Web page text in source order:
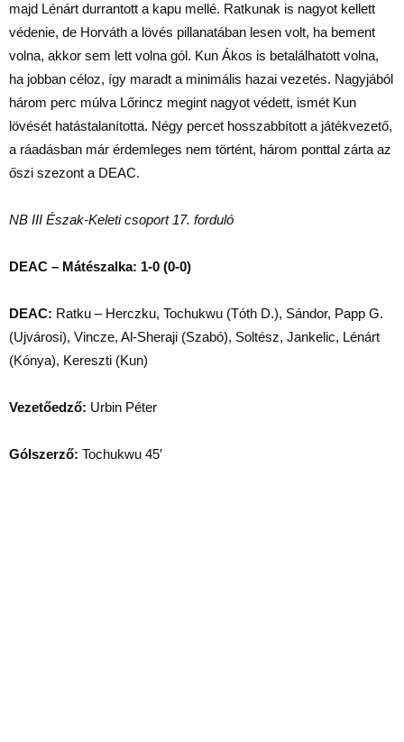
majd Lénárt durrantott a kapu mellé. Ratkunak is nagyot kellett
védenie, de Horváth a lövés pillanatában lesen volt, ha bement
volna, akkor sem lett volna gól. Kun Ákos is betalálhatott volna,
ha jobban céloz, így maradt a minimális hazai vezetés. Nagyjából
három perc múlva Lőrincz megint nagyot védett, ismét Kun
lövését hatástalanította. Négy percet hosszabbított a játékvezető,
a ráadásban már érdemleges nem történt, három ponttal zárta az
őszi szezont a DEAC.
NB III Észak-Keleti csoport 17. forduló
DEAC – Mátészalka: 1-0 (0-0)
DEAC: Ratku – Herczku, Tochukwu (Tóth D.), Sándor, Papp G.
(Ujvárosi), Vincze, Al-Sheraji (Szabó), Soltész, Jankelic, Lénárt
(Kónya), Kereszti (Kun)
Vezetőedző: Urbin Péter
Gólszerző: Tochukwu 45′